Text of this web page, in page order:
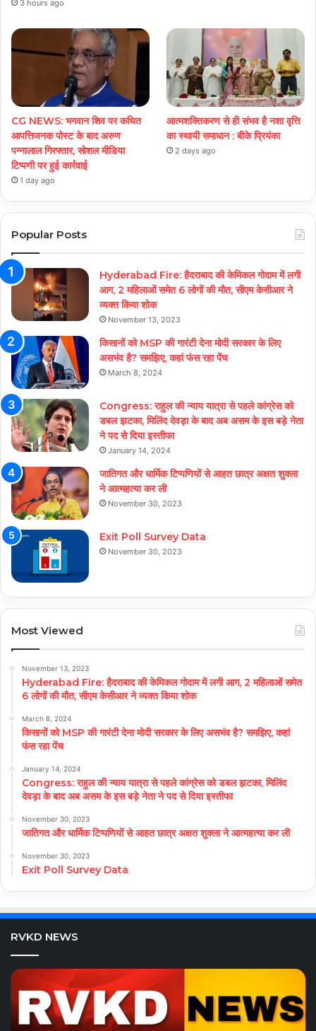
3 hours ago
CG NEWS: भगवान शिव पर कथित
आपत्तिजनक पोस्ट के बाद अरुण
पन्नालाल गिरफ्तार, सोशल मीडिया
टिप्पणी पर हुई कार्रवाई
1 day ago
आत्मशक्तिकरण से ही संभव है नशा वृत्ति
का स्थायी समाधान : बीके प्रियंका
2 days ago
Popular Posts
Hyderabad Fire: हैदराबाद की केमिकल गोदाम में लगी
आग, 2 महिलाओं समेत 6 लोगों की मौत, सीएम केसीआर ने
व्यक्त किया शोक
November 13, 2023
किसानों को MSP की गारंटी देना मोदी सरकार के लिए
असभंव है? समझिए, कहां फंस रहा पेंच
March 8, 2024
Congress: राहुल की न्याय यात्रा से पहले कांग्रेस को
डबल झटका, मिलिंद देवड़ा के बाद अब असम के इस बड़े नेता
ने पद से दिया इस्तीफा
January 14, 2024
जातिगत और धार्मिक टिप्पणियों से आहत छात्र अक्षत शुक्ला
ने आत्महत्या कर ली
November 30, 2023
Exit Poll Survey Data
November 30, 2023
Most Viewed
November 13, 2023
Hyderabad Fire: हैदराबाद की केमिकल गोदाम में लगी आग, 2 महिलाओं समेत
6 लोगों की मौत, सीएम केसीआर ने व्यक्त किया शोक
March 8, 2024
किसानों को MSP की गारंटी देना मोदी सरकार के लिए असभंव है? समझिए, कहां
फंस रहा पेंच
January 14, 2024
Congress: राहुल की न्याय यात्रा से पहले कांग्रेस को डबल झटका, मिलिंद
देवड़ा के बाद अब असम के इस बड़े नेता ने पद से दिया इस्तीफा
November 30, 2023
जातिगत और धार्मिक टिप्पणियों से आहत छात्र अक्षत शुक्ला ने आत्महत्या कर ली
November 30, 2023
Exit Poll Survey Data
RVKD NEWS